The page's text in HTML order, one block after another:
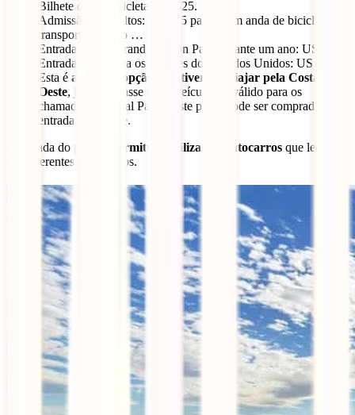
Bilhete de motocicleta: US $25.
Admissão de adultos: US $15 para quem anda de bicicleta,
transporte público …
Entrada para o Grand Canyon Park durante um ano: US $60.
Entrada anual para os parques dos Estados Unidos: US $80.
Esta é a melhor opção se estiveres a viajar pela Costa
Oeste, já que o passe é por veículo e é válido para os
chamados National Parks. Este passe pode ser comprado na
entrada do parque.
A entrada do parque
permite-te utilizar os autocarros que levam
aos diferentes miradouros.